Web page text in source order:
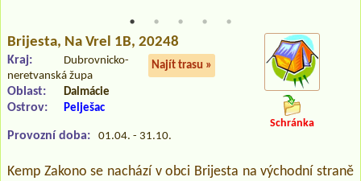
Brijesta, Na Vrel 1B, 20248
Najít trasu »
Kraj:
Dubrovnicko-
neretvanská župa
Oblast: Dalmácie
Ostrov: Pelješac
Provozní doba: 01.04. - 31.10.
Schránka
Kemp Zakono se nachází v obci Brijesta na východní straně